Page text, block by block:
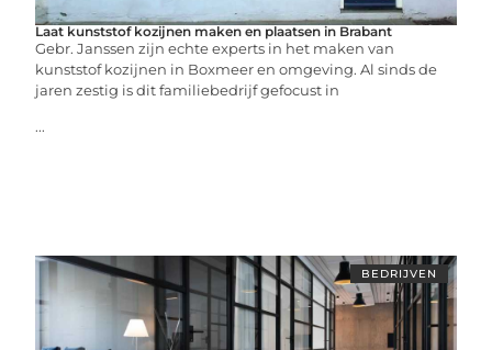
Laat kunststof kozijnen maken en plaatsen in Brabant
Gebr. Janssen zijn echte experts in het maken van
kunststof kozijnen in Boxmeer en omgeving. Al sinds de
jaren zestig is dit familiebedrijf gefocust in
...
BEDRIJVEN